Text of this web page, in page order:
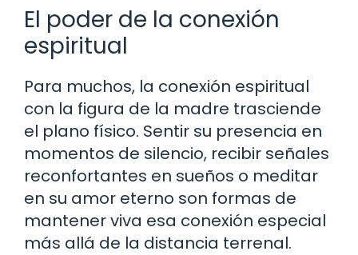
El poder de la conexión
espiritual
Para muchos, la conexión espiritual
con la figura de la madre trasciende
el plano físico. Sentir su presencia en
momentos de silencio, recibir señales
reconfortantes en sueños o meditar
en su amor eterno son formas de
mantener viva esa conexión especial
más allá de la distancia terrenal.